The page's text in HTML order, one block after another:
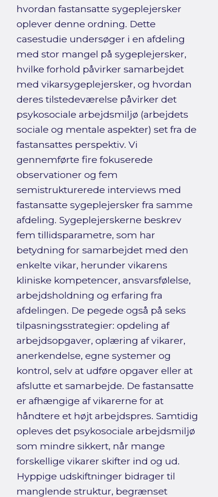
hvordan fastansatte sygeplejersker
oplever denne ordning. Dette
casestudie undersøger i en afdeling
med stor mangel på sygeplejersker,
hvilke forhold påvirker samarbejdet
med vikarsygeplejersker, og hvordan
deres tilstedeværelse påvirker det
psykosociale arbejdsmiljø (arbejdets
sociale og mentale aspekter) set fra de
fastansattes perspektiv. Vi
gennemførte fire fokuserede
observationer og fem
semistrukturerede interviews med
fastansatte sygeplejersker fra samme
afdeling. Sygeplejerskerne beskrev
fem tillidsparametre, som har
betydning for samarbejdet med den
enkelte vikar, herunder vikarens
kliniske kompetencer, ansvarsfølelse,
arbejdsholdning og erfaring fra
afdelingen. De pegede også på seks
tilpasningsstrategier: opdeling af
arbejdsopgaver, oplæring af vikarer,
anerkendelse, egne systemer og
kontrol, selv at udføre opgaver eller at
afslutte et samarbejde. De fastansatte
er afhængige af vikarerne for at
håndtere et højt arbejdspres. Samtidig
opleves det psykosociale arbejdsmiljø
som mindre sikkert, når mange
forskellige vikarer skifter ind og ud.
Hyppige udskiftninger bidrager til
manglende struktur, begrænset